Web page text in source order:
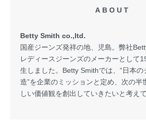
ABOUT
Betty Smith co.,ltd.
国産ジーンズ発祥の地、児島。弊社
レディースジーンズのメーカーとして
生しました。Betty Smithでは、“日本の
造”を企業のミッションと定め、次の半
しい価値観を創出していきたいと考えて